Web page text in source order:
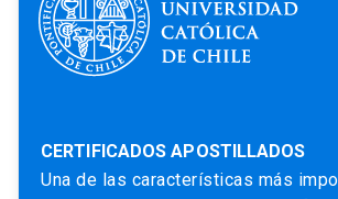
CERTIFICADOS APOSTILLADOS
Una de las características más